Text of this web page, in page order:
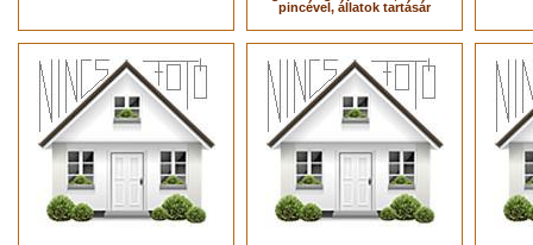
pincével, állatok tartásár